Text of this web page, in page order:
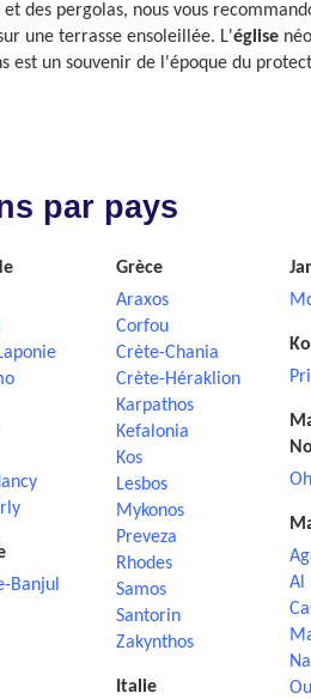
des pergolas, nous vous
une terrasse ensoleillée. L'église
est un souvenir de l'époque du
par pays
Banjul
Grèce
Araxos
Corfou
Crète-Chania
Crète-Héraklion
Karpathos
Kefalonia
Kos
Lesbos
Mykonos
Preveza
Rhodes
Samos
Santorin
Zakynthos
Italie
Al